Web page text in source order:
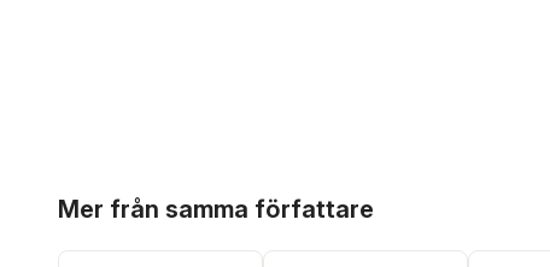
Mer från samma författare